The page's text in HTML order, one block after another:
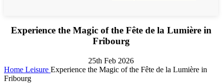
Experience the Magic of the Fête de la Lumière in
Fribourg
25th Feb 2026
Home Leisure Experience the Magic of the Fête de la Lumière in
Fribourg